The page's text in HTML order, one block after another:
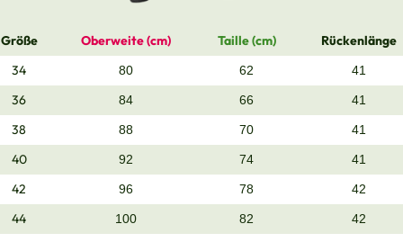
Größe Oberweite (cm) Taille (cm)
Rückenlänge
34
80 62 41
36 84 66 41
38 88 70 41
40 92 74 41
42 96 78 42
44 100 82 42